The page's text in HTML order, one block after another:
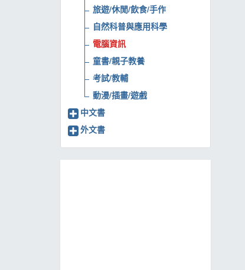
旅遊/休閒/飲食/手作
自然科普與應用科學
電腦資訊
童書/親子教養
考試/教輔
動漫/插畫/遊戲
中文書
外文書